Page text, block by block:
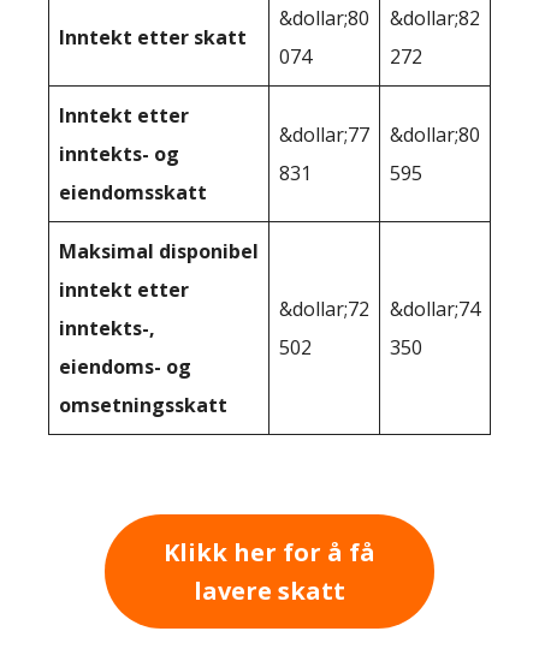
Inntekt etter skatt
&dollar;80
074
&dollar;82
272
Inntekt etter
inntekts- og
eiendomsskatt
&dollar;77
831
&dollar;80
595
Maksimal disponibel
inntekt etter
inntekts-,
eiendoms- og
omsetningsskatt
&dollar;72
502
&dollar;74
350
Klikk her for å få
lavere skatt